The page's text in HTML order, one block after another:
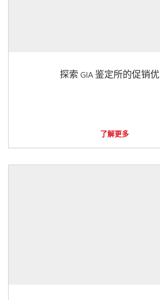
探索 GIA 鉴定所的促销
了解更多